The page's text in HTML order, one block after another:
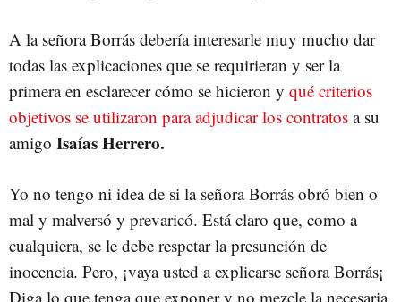
A la señora Borrás debería interesarle muy mucho dar
todas las explicaciones que se requirieran y ser la
primera en esclarecer cómo se hicieron y qué criterios
objetivos se utilizaron para adjudicar los contratos a su
amigo Isaías Herrero.
Yo no tengo ni idea de si la señora Borrás obró bien o
mal y malversó y prevaricó. Está claro que, como a
cualquiera, se le debe respetar la presunción de
inocencia. Pero, ¡vaya usted a explicarse señora Borrás¡
Diga lo que tenga que exponer y no mezcle la necesaria